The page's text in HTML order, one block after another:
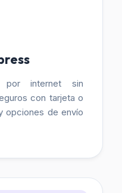
por internet sin
con tarjeta o
opciones de envío